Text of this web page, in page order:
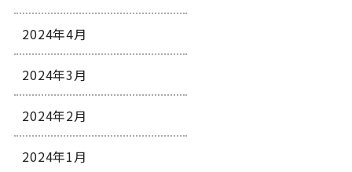
2024年4月
2024年3月
2024年2月
2024年1月